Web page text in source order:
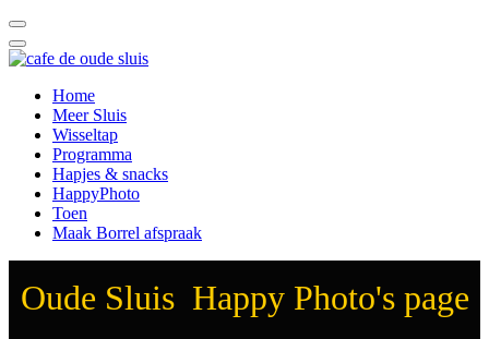
Home
Meer Sluis
Wisseltap
Programma
Hapjes & snacks
HappyPhoto
Toen
Maak Borrel afspraak
Oude Sluis Happy Photo's page